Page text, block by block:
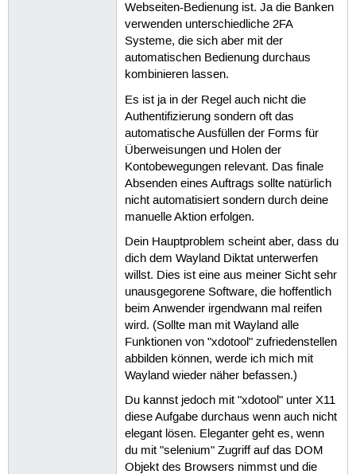
Webseiten-Bedienung ist. Ja die Banken
verwenden unterschiedliche 2FA
Systeme, die sich aber mit der
automatischen Bedienung durchaus
kombinieren lassen.
Es ist ja in der Regel auch nicht die
Authentifizierung sondern oft das
automatische Ausfüllen der Forms für
Überweisungen und Holen der
Kontobewegungen relevant. Das finale
Absenden eines Auftrags sollte natürlich
nicht automatisiert sondern durch deine
manuelle Aktion erfolgen.
Dein Hauptproblem scheint aber, dass du
dich dem Wayland Diktat unterwerfen
willst. Dies ist eine aus meiner Sicht sehr
unausgegorene Software, die hoffentlich
beim Anwender irgendwann mal reifen
wird. (Sollte man mit Wayland alle
Funktionen von "xdotool" zufriedenstellen
abbilden können, werde ich mich mit
Wayland wieder näher befassen.)
Du kannst jedoch mit "xdotool" unter X11
diese Aufgabe durchaus wenn auch nicht
elegant lösen. Eleganter geht es, wenn
du mit "selenium" Zugriff auf das DOM
Objekt des Browsers nimmst und die